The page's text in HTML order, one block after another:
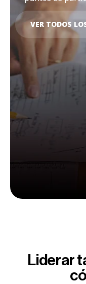
VER TODOS
Liderar